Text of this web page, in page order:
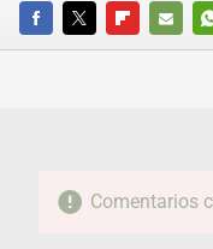
FACEBOOKTWITTERFLIPBOARD
E-
Comentarios